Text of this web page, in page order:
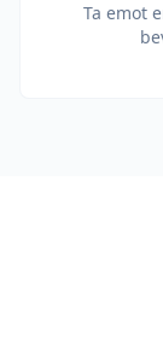
Ta emot